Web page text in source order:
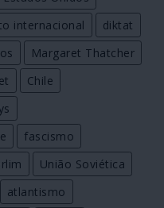
internacional
diktat
Margaret Thatcher
Chile
fascismo
União Soviética
atlantismo